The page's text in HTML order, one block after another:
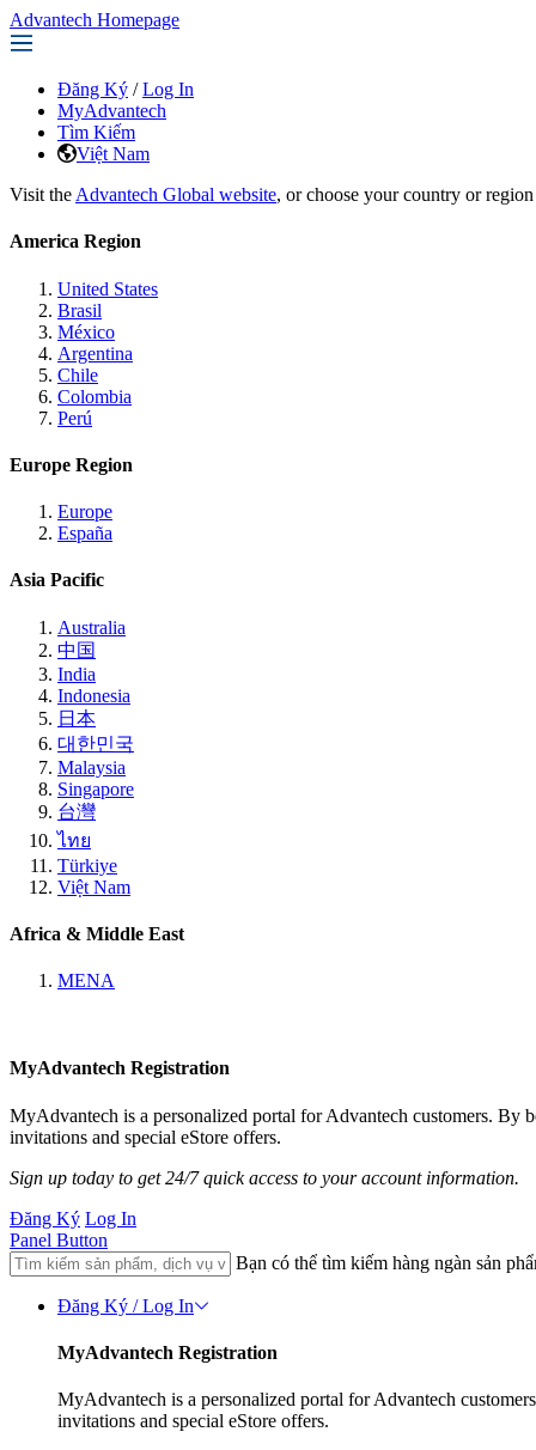
Advantech Homepage
Đăng Ký / Log In
MyAdvantech
Tìm Kiếm
Việt Nam
Visit the Advantech Global website, or choose your country or
America Region
United States
Brasil
México
Argentina
Chile
Colombia
Perú
Europe Region
Europe
España
Asia Pacific
Australia
中国
India
Indonesia
日本
대한민국
Malaysia
Singapore
台灣
ไทย
Türkiye
Việt Nam
Africa & Middle East
MENA
MyAdvantech Registration
MyAdvantech is a personalized portal for Advantech customers. By
invitations and special eStore offers.
Sign up today to get 24/7 quick access to your account information.
Đăng Ký Log In
Panel Button
Bạn có thể tìm kiếm hàng ngàn sản
Đăng Ký / Log In
MyAdvantech Registration
MyAdvantech is a personalized portal for Advantech
invitations and special eStore offers.